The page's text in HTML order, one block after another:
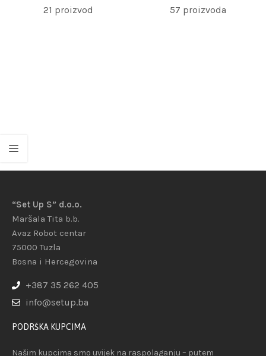
21 proizvod 57 proizvoda
“Set Up S” d.o.o.
Maršala Tita b.b.
Avaz Robot centar
75000 Tuzla
Bosna i Hercegovina
+387 35 262 405
info@setup.ba
PODRŠKA KUPCIMA
Našim kupcima smo uvijek na raspolaganju – putem